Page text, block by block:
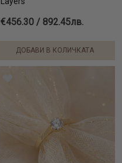
€456.30 / 892.45лв.
ДОБАВИ В КОЛИЧКАТА